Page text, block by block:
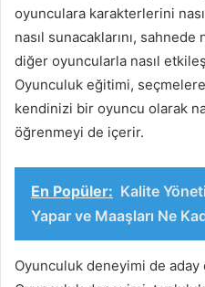
oyunculara karakterlerini
nasıl sunacaklarını,
diğer oyuncularla nasıl
Oyunculuk eğitimi, seçmelere
kendinizi bir oyuncu olarak
öğrenmeyi de içerir.
En Popüler: Kalite
Yapar ve Maaşları Ne
Oyunculuk deneyimi de